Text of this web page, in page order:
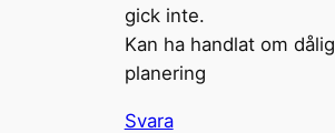
gick inte.
Kan ha handlat om dålig
planering
Svara